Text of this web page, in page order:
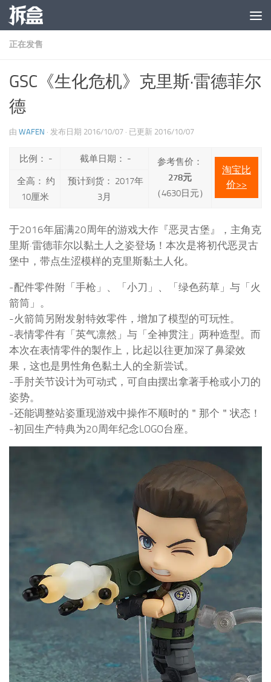
跳至内容
正在发售
GSC《生化危机》克里斯·雷德菲尔
德
由 WAFEN · 发布日期 2016/10/07 · 已更新 2016/10/07
比例： - 截单日期： -
参考售价：
278元
（4630日元）
淘宝比
价>>
全高： 约
10厘米
预计到货： 2017年
3月
于2016年届满20周年的游戏大作『恶灵古堡』，主角克
里斯·雷德菲尔以黏土人之姿登场！本次是将初代恶灵古
堡中，带点生涩模样的克里斯黏土人化。
-配件零件附「手枪」、「小刀」、「绿色药草」与「火
箭筒」。
-火箭筒另附发射特效零件，增加了模型的可玩性。
-表情零件有「英气凛然」与「全神贯注」两种造型。而
本次在表情零件的製作上，比起以往更加深了鼻梁效
果，这也是男性角色黏土人的全新尝试。
-手肘关节设计为可动式，可自由摆出拿著手枪或小刀的
姿势。
-还能调整站姿重现游戏中操作不顺时的＂那个＂状态！
-初回生产特典为20周年纪念LOGO台座。